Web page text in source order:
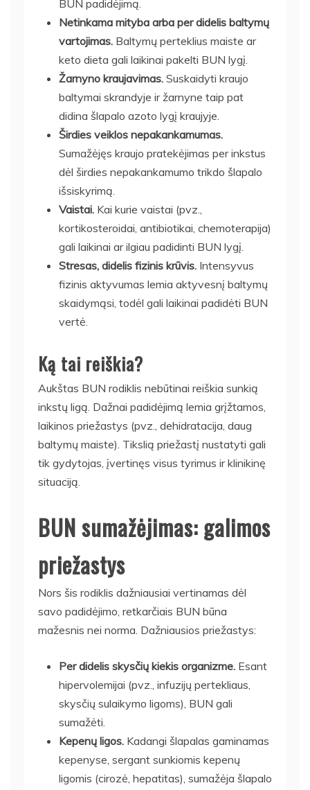
BUN padidėjimą.
Netinkama mityba arba per didelis baltymų
vartojimas. Baltymų perteklius maiste ar
keto dieta gali laikinai pakelti BUN lygį.
Žarnyno kraujavimas. Suskaidyti kraujo
baltymai skrandyje ir žarnyne taip pat
didina šlapalo azoto lygį kraujyje.
Širdies veiklos nepakankamumas.
Sumažėjęs kraujo pratekėjimas per inkstus
dėl širdies nepakankamumo trikdo šlapalo
išsiskyrimą.
Vaistai. Kai kurie vaistai (pvz.,
kortikosteroidai, antibiotikai, chemoterapija)
gali laikinai ar ilgiau padidinti BUN lygį.
Stresas, didelis fizinis krūvis. Intensyvus
fizinis aktyvumas lemia aktyvesnį baltymų
skaidymąsi, todėl gali laikinai padidėti BUN
vertė.
Ką tai reiškia?
Aukštas BUN rodiklis nebūtinai reiškia sunkią
inkstų ligą. Dažnai padidėjimą lemia grįžtamos,
laikinos priežastys (pvz., dehidratacija, daug
baltymų maiste). Tikslią priežastį nustatyti gali
tik gydytojas, įvertinęs visus tyrimus ir klinikinę
situaciją.
BUN sumažėjimas: galimos
priežastys
Nors šis rodiklis dažniausiai vertinamas dėl
savo padidėjimo, retkarčiais BUN būna
mažesnis nei norma. Dažniausios priežastys:
Per didelis skysčių kiekis organizme. Esant
hipervolemijai (pvz., infuzijų pertekliaus,
skysčių sulaikymo ligoms), BUN gali
sumažėti.
Kepenų ligos. Kadangi šlapalas gaminamas
kepenyse, sergant sunkiomis kepenų
ligomis (cirozė, hepatitas), sumažėja šlapalo